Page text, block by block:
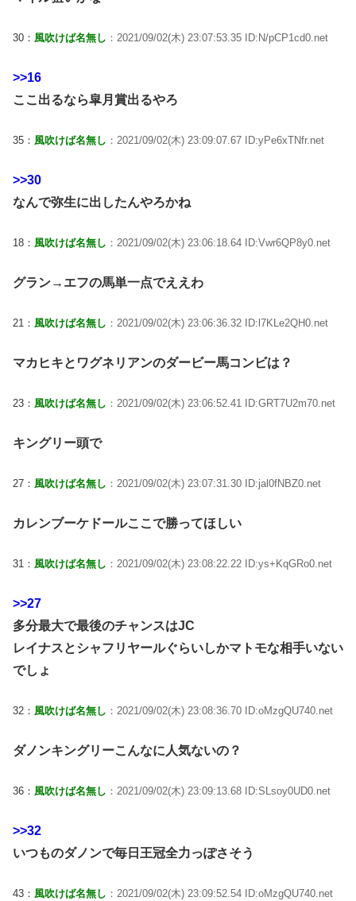
30： 風吹けば名無し ：2021/09/02(木) 23:07:53.35 ID:N/pCP1cd0.net
>>16
ここ出るなら皐月賞出るやろ
35： 風吹けば名無し ：2021/09/02(木) 23:09:07.67 ID:yPe6xTNfr.net
>>30
なんで弥生に出したんやろかね
18： 風吹けば名無し ：2021/09/02(木) 23:06:18.64 ID:Vwr6QP8y0.net
グラン→エフの馬単一点でええわ
21： 風吹けば名無し ：2021/09/02(木) 23:06:36.32 ID:l7KLe2QH0.net
マカヒキとワグネリアンのダービー馬コンビは？
23： 風吹けば名無し ：2021/09/02(木) 23:06:52.41 ID:GRT7U2m70.net
キングリー頭で
27： 風吹けば名無し ：2021/09/02(木) 23:07:31.30 ID:jal0fNBZ0.net
カレンブーケドールここで勝ってほしい
31： 風吹けば名無し ：2021/09/02(木) 23:08:22.22 ID:ys+KqGRo0.net
>>27
多分最大で最後のチャンスはJC
レイナスとシャフリヤールぐらいしかマトモな相手いない
でしょ
32： 風吹けば名無し ：2021/09/02(木) 23:08:36.70 ID:oMzgQU740.net
ダノンキングリーこんなに人気ないの？
36： 風吹けば名無し ：2021/09/02(木) 23:09:13.68 ID:SLsoy0UD0.net
>>32
いつものダノンで毎日王冠全力っぽさそう
43： 風吹けば名無し ：2021/09/02(木) 23:09:52.54 ID:oMzgQU740.net